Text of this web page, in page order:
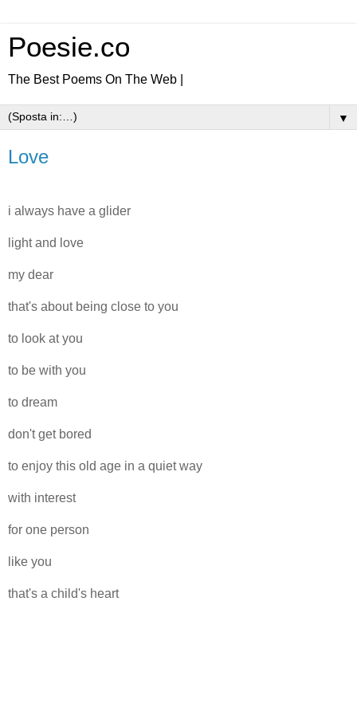
Poesie.co
The Best Poems On The Web |
▼
Love
i always have a glider
light and love
my dear
that's about being close to you
to look at you
to be with you
to dream
don't get bored
to enjoy this old age in a quiet way
with interest
for one person
like you
that's a child's heart